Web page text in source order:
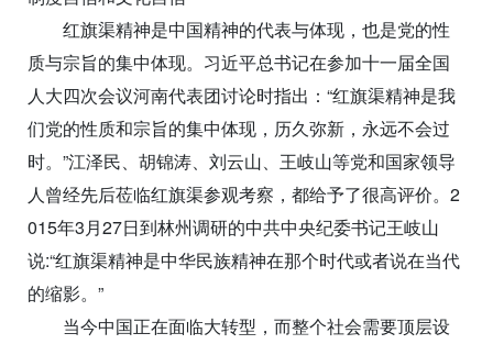
红旗渠精神是中国精神的代表与体现，也是党的性
质与宗旨的集中体现。习近平总书记在参加十一届全国
人大四次会议河南代表团讨论时指出：“红旗渠精神是我
们党的性质和宗旨的集中体现，历久弥新，永远不会过
时。”江泽民、胡锦涛、刘云山、王岐山等党和国家领导
人曾经先后莅临红旗渠参观考察，都给予了很高评价。2
015年3月27日到林州调研的中共中央纪委书记王岐山
说:“红旗渠精神是中华民族精神在那个时代或者说在当代
的缩影。”
当今中国正在面临大转型，而整个社会需要顶层设